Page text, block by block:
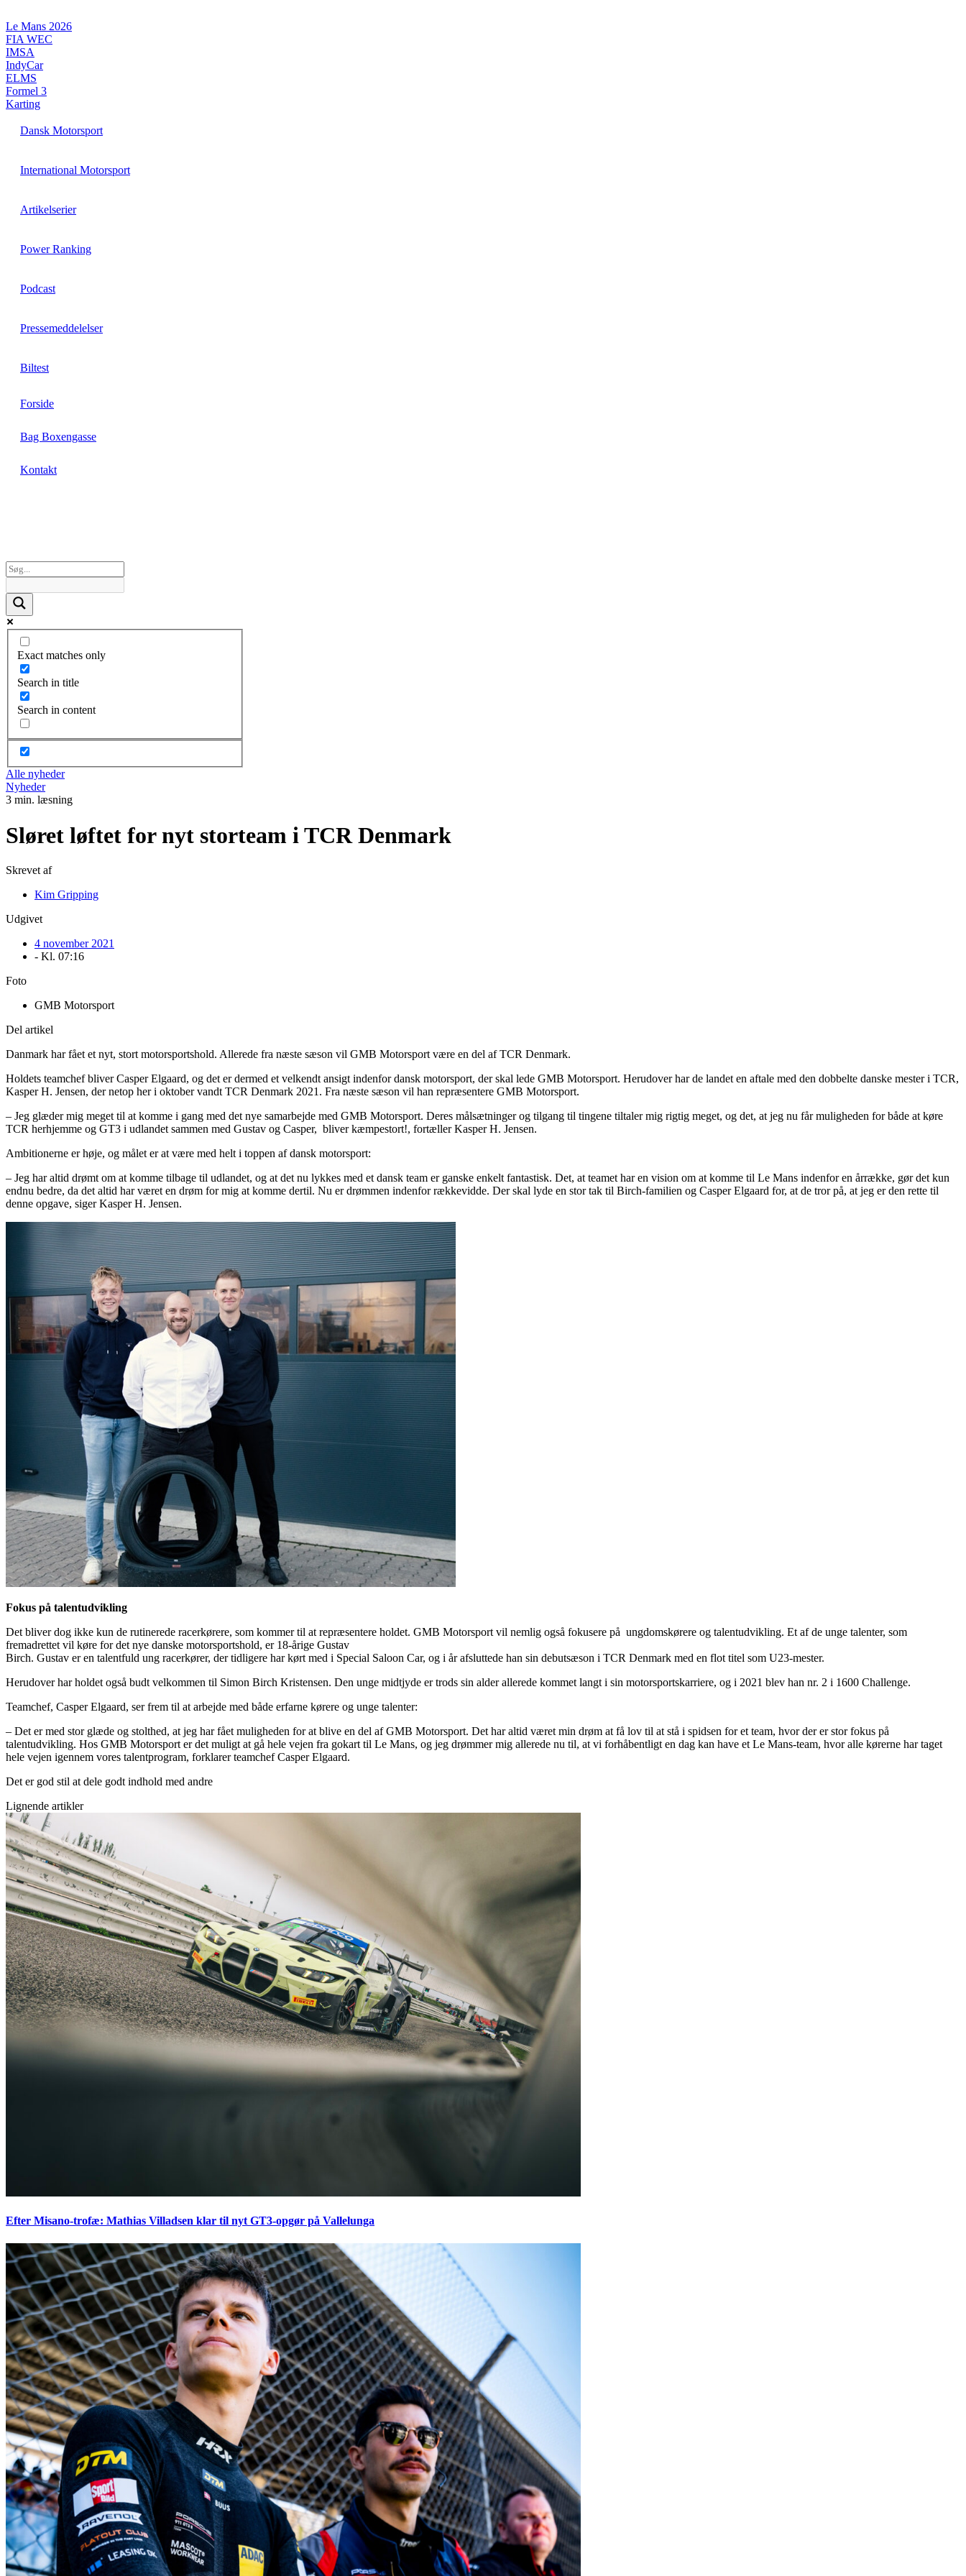
til
indhold
Le Mans 2026
FIA WEC
IMSA
IndyCar
ELMS
Formel 3
Karting
Dansk Motorsport
International Motorsport
Artikelserier
Power Ranking
Podcast
Pressemeddelelser
Biltest
Forside
Bag Boxengasse
Kontakt
Exact matches only
Search in title
Search in content
Alle nyheder
Nyheder
3 min. læsning
Sløret løftet for nyt storteam i TCR Denmark
Skrevet af
Kim Gripping
Udgivet
4 november 2021
- Kl. 07:16
Foto
GMB Motorsport
Del artikel
Danmark har fået et nyt, stort motorsportshold. Allerede fra næste sæson vil GMB Motorsport være en del af TCR Denmark.
Holdets teamchef bliver Casper Elgaard, og det er dermed et velkendt ansigt indenfor dansk motorsport, der skal lede GMB Motorsport. Herudover har de landet en aftale med den dobbelte danske mester i TCR,
Kasper H. Jensen, der netop her i oktober vandt TCR Denmark 2021. Fra næste sæson vil han repræsentere GMB Motorsport.
– Jeg glæder mig meget til at komme i gang med det nye samarbejde med GMB Motorsport. Deres målsætninger og tilgang til tingene tiltaler mig rigtig meget, og det, at jeg nu får muligheden for både at køre
TCR herhjemme og GT3 i udlandet sammen med Gustav og Casper, bliver kæmpestort!, fortæller Kasper H. Jensen.
Ambitionerne er høje, og målet er at være med helt i toppen af dansk motorsport:
– Jeg har altid drømt om at komme tilbage til udlandet, og at det nu lykkes med et dansk team er ganske enkelt fantastisk. Det, at teamet har en vision om at komme til Le Mans indenfor en årrække, gør det kun
endnu bedre, da det altid har været en drøm for mig at komme dertil. Nu er drømmen indenfor rækkevidde. Der skal lyde en stor tak til Birch-familien og Casper Elgaard for, at de tror på, at jeg er den rette til
denne opgave, siger Kasper H. Jensen.
Fokus på talentudvikling
Det bliver dog ikke kun de rutinerede racerkørere, som kommer til at repræsentere holdet. GMB Motorsport vil nemlig også fokusere på ungdomskørere og talentudvikling. Et af de unge talenter, som
fremadrettet vil køre for det nye danske motorsportshold, er 18-årige Gustav
Birch. Gustav er en talentfuld ung racerkører, der tidligere har kørt med i Special Saloon Car, og i år afsluttede han sin debutsæson i TCR Denmark med en flot titel som U23-mester.
Herudover har holdet også budt velkommen til Simon Birch Kristensen. Den unge midtjyde er trods sin alder allerede kommet langt i sin motorsportskarriere, og i 2021 blev han nr. 2 i 1600 Challenge.
Teamchef, Casper Elgaard, ser frem til at arbejde med både erfarne kørere og unge talenter:
– Det er med stor glæde og stolthed, at jeg har fået muligheden for at blive en del af GMB Motorsport. Det har altid været min drøm at få lov til at stå i spidsen for et team, hvor der er stor fokus på
talentudvikling. Hos GMB Motorsport er det muligt at gå hele vejen fra gokart til Le Mans, og jeg drømmer mig allerede nu til, at vi forhåbentligt en dag kan have et Le Mans-team, hvor alle kørerne har taget
hele vejen igennem vores talentprogram, forklarer teamchef Casper Elgaard.
Det er god stil at dele godt indhold med andre
Lignende artikler
Efter Misano-trofæ: Mathias Villadsen klar til nyt GT3-opgør på Vallelunga